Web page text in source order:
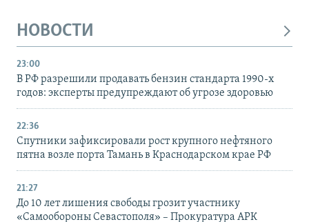
НОВОСТИ
23:00
В РФ разрешили продавать бензин стандарта 1990-х
годов: эксперты предупреждают об угрозе здоровью
22:36
Спутники зафиксировали рост крупного нефтяного
пятна возле порта Тамань в Краснодарском крае РФ
21:27
До 10 лет лишения свободы грозит участнику
«Самообороны Севастополя» – Прокуратура АРК